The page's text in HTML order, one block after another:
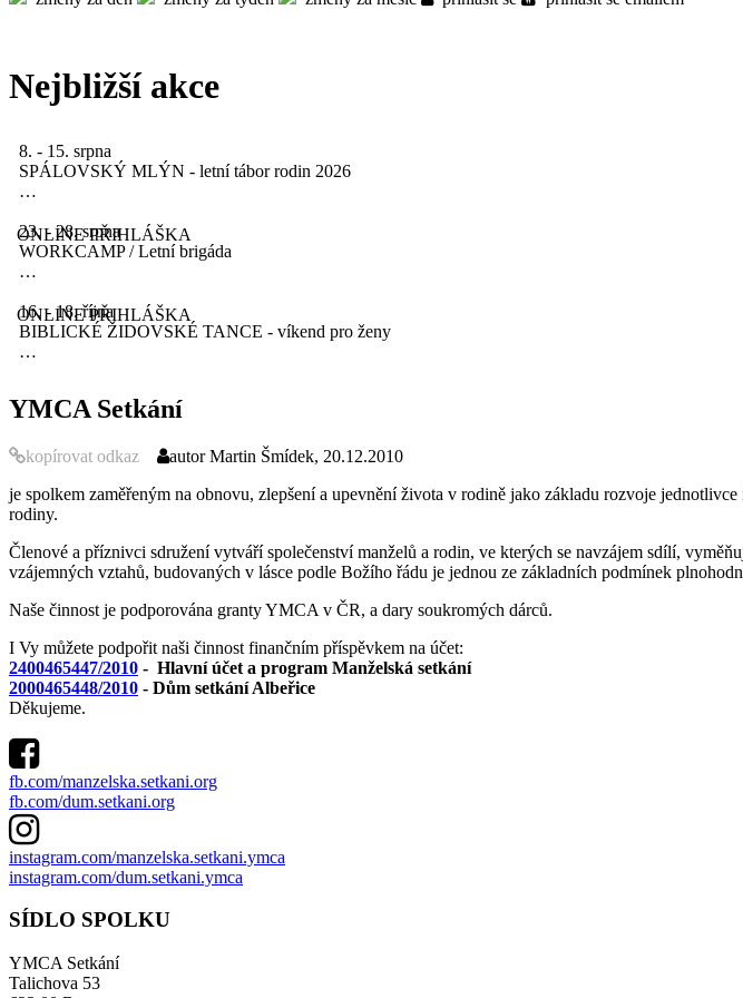
Nejbližší akce
8. - 15. srpna
SPÁLOVSKÝ MLÝN - letní tábor rodin 2026
…
23. - 28. srpna
WORKCAMP / Letní brigáda
ONLINE PŘIHLÁŠKA
…
16. - 18. října
BIBLICKÉ ŽIDOVSKÉ TANCE - víkend pro ženy
ONLINE PŘIHLÁŠKA
…
YMCA Setkání
kopírovat odkaz autorMartin Šmídek, 20.12.2010
je spolkem zaměřeným na obnovu, zlepšení a upevnění života v rodině jako základu rozvoje
rodiny.
Členové a příznivci sdružení vytváří společenství manželů a rodin, ve kterých se navzájem sdílí,
vzájemných vztahů, budovaných v lásce podle Božího řádu je jednou ze základních podmínek
Naše činnost je podporována granty YMCA v ČR, a dary soukromých dárců.
I Vy můžete podpořit naši činnost finančním příspěvkem na účet:
2400465447/2010 - Hlavní účet a program Manželská setkání
2000465448/2010 - Dům setkání Albeřice
Děkujeme.
fb.com/manzelska.setkani.org
fb.com/dum.setkani.org
instagram.com/manzelska.setkani.ymca
instagram.com/dum.setkani.ymca
SÍDLO SPOLKU
YMCA Setkání
Talichova 53